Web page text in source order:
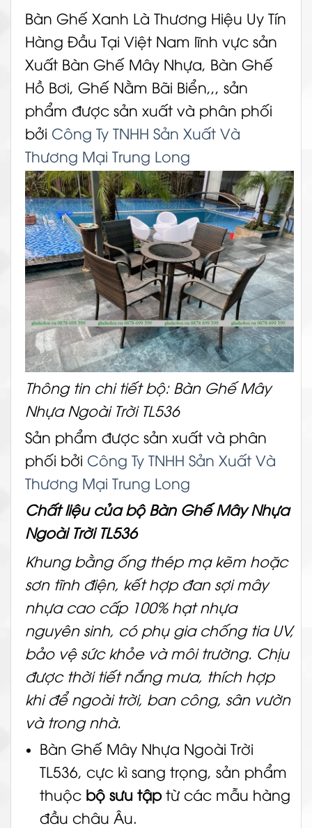
Bàn Ghế Xanh Là Thương Hiệu Uy Tín
Hàng Đầu Tại Việt Nam lĩnh vực sản
Xuất Bàn Ghế Mây Nhựa, Bàn Ghế
Hồ Bơi, Ghế Nằm Bãi Biển,,, sản
phẩm được sản xuất và phân phối
bởi Công Ty TNHH Sản Xuất Và
Thương Mại Trung Long
Thông tin chi tiết bộ: Bàn Ghế Mây
Nhựa Ngoài Trời TL536
Sản phẩm được sản xuất và phân
phối bởi Công Ty TNHH Sản Xuất Và
Thương Mại Trung Long
Chất liệu của bộ Bàn Ghế Mây Nhựa
Ngoài Trời TL536
Khung bằng ống thép mạ kẽm hoặc
sơn tĩnh điện, kết hợp đan sợimây
nhựacao cấp 100% hạt nhựa
nguyên sinh, có phụ gia chống tia UV,
bảo vệ sức khỏe vàmôi trường. Chịu
được thời tiết nắng mưa, thích hợp
khi để ngoài trời, ban công, sân vườn
và trong nhà.
Bàn Ghế Mây Nhựa Ngoài Trời
TL536, cực kì sang trọng, sản phẩm
thuộc bộ sưu tậptừ các mẫu hàng
đầu châu Âu.